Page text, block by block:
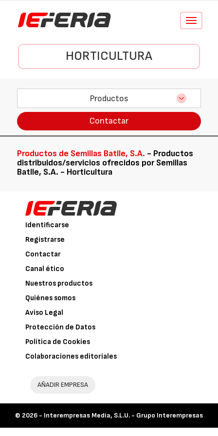
Conmutar
HORTICULTURA
Productos
Contactar
Productos de Semillas Batlle, S.A. - Productos
distribuidos/servicios ofrecidos por Semillas
Batlle, S.A. - Horticultura
Identificarse
Registrarse
Contactar
Canal ético
Nuestros productos
Quiénes somos
Aviso Legal
Protección de Datos
Política de Cookies
Colaboraciones editoriales
AÑADIR EMPRESA
© 2026 - Interempresas Media, S.L.U. - Grupo Interempresas